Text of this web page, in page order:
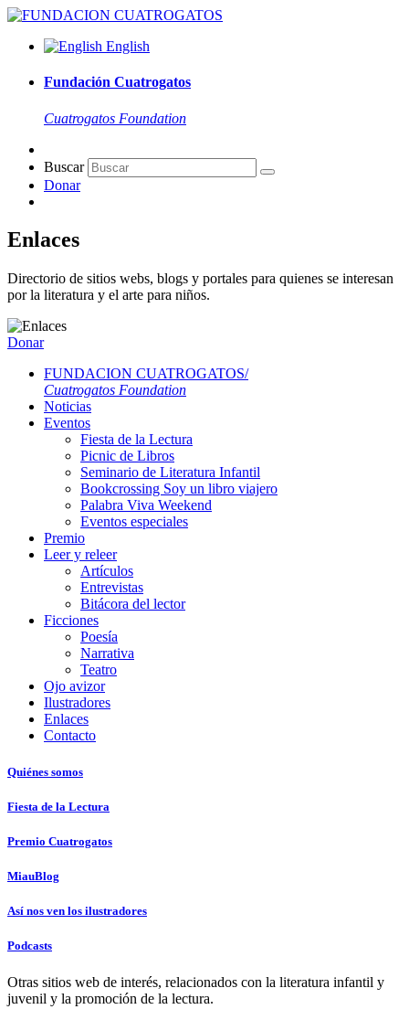
English
Fundación Cuatrogatos
Cuatrogatos Foundation
Buscar
Donar
Enlaces
Directorio de sitios webs, blogs y portales para quienes se interesan
por la literatura y el arte para niños.
Donar
FUNDACION CUATROGATOS/
Cuatrogatos Foundation
Noticias
Eventos
Fiesta de la Lectura
Picnic de Libros
Seminario de Literatura Infantil
Bookcrossing Soy un libro viajero
Palabra Viva Weekend
Eventos especiales
Premio
Leer y releer
Artículos
Entrevistas
Bitácora del lector
Ficciones
Poesía
Narrativa
Teatro
Ojo avizor
Ilustradores
Enlaces
Contacto
Quiénes somos
Fiesta de la Lectura
Premio Cuatrogatos
MiauBlog
Así nos ven los ilustradores
Podcasts
Otras sitios web de interés, relacionados con la literatura infantil y
juvenil y la promoción de la lectura.